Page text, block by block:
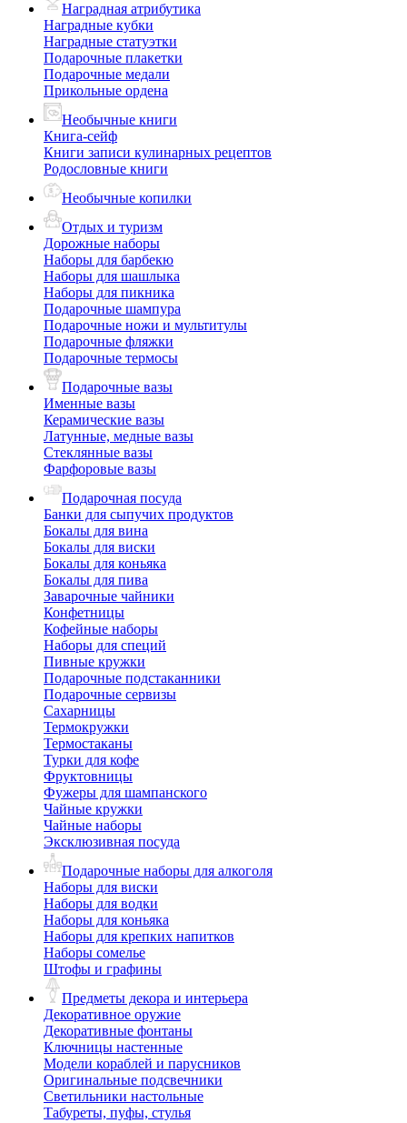
Наградная атрибутика
Наградные кубки
Наградные статуэтки
Подарочные плакетки
Подарочные медали
Прикольные ордена
Необычные книги
Книга-сейф
Книги записи кулинарных рецептов
Родословные книги
Необычные копилки
Отдых и туризм
Дорожные наборы
Наборы для барбекю
Наборы для шашлыка
Наборы для пикника
Подарочные шампура
Подарочные ножи и мультитулы
Подарочные фляжки
Подарочные термосы
Подарочные вазы
Именные вазы
Керамические вазы
Латунные, медные вазы
Стеклянные вазы
Фарфоровые вазы
Подарочная посуда
Банки для сыпучих продуктов
Бокалы для вина
Бокалы для виски
Бокалы для коньяка
Бокалы для пива
Заварочные чайники
Конфетницы
Кофейные наборы
Наборы для специй
Пивные кружки
Подарочные подстаканники
Подарочные сервизы
Сахарницы
Термокружки
Термостаканы
Турки для кофе
Фруктовницы
Фужеры для шампанского
Чайные кружки
Чайные наборы
Эксклюзивная посуда
Подарочные наборы для алкоголя
Наборы для виски
Наборы для водки
Наборы для коньяка
Наборы для крепких напитков
Наборы сомелье
Штофы и графины
Предметы декора и интерьера
Декоративное оружие
Декоративные фонтаны
Ключницы настенные
Модели кораблей и парусников
Оригинальные подсвечники
Светильники настольные
Табуреты, пуфы, стулья